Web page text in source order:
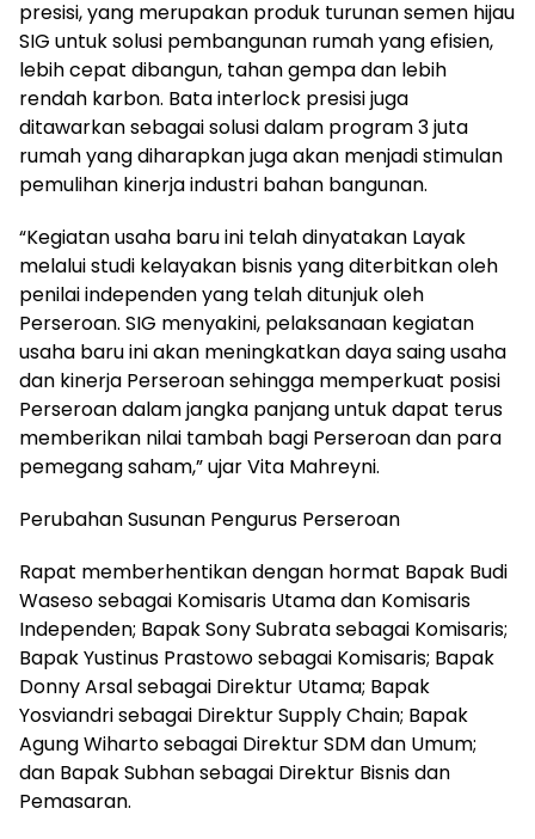
presisi, yang merupakan produk turunan semen hijau
SIG untuk solusi pembangunan rumah yang efisien,
lebih cepat dibangun, tahan gempa dan lebih
rendah karbon. Bata interlock presisi juga
ditawarkan sebagai solusi dalam program 3 juta
rumah yang diharapkan juga akan menjadi stimulan
pemulihan kinerja industri bahan bangunan.
“Kegiatan usaha baru ini telah dinyatakan Layak
melalui studi kelayakan bisnis yang diterbitkan oleh
penilai independen yang telah ditunjuk oleh
Perseroan. SIG menyakini, pelaksanaan kegiatan
usaha baru ini akan meningkatkan daya saing usaha
dan kinerja Perseroan sehingga memperkuat posisi
Perseroan dalam jangka panjang untuk dapat terus
memberikan nilai tambah bagi Perseroan dan para
pemegang saham,” ujar Vita Mahreyni.
Perubahan Susunan Pengurus Perseroan
Rapat memberhentikan dengan hormat Bapak Budi
Waseso sebagai Komisaris Utama dan Komisaris
Independen; Bapak Sony Subrata sebagai Komisaris;
Bapak Yustinus Prastowo sebagai Komisaris; Bapak
Donny Arsal sebagai Direktur Utama; Bapak
Yosviandri sebagai Direktur Supply Chain; Bapak
Agung Wiharto sebagai Direktur SDM dan Umum;
dan Bapak Subhan sebagai Direktur Bisnis dan
Pemasaran.